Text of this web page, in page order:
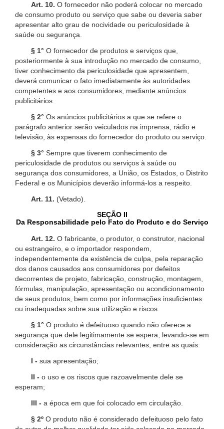
Art. 10. O fornecedor não poderá colocar no mercado
de consumo produto ou serviço que sabe ou deveria saber
apresentar alto grau de nocividade ou periculosidade à
saúde ou segurança.
§ 1° O fornecedor de produtos e serviços que,
posteriormente à sua introdução no mercado de consumo,
tiver conhecimento da periculosidade que apresentem,
deverá comunicar o fato imediatamente às autoridades
competentes e aos consumidores, mediante anúncios
publicitários.
§ 2° Os anúncios publicitários a que se refere o
parágrafo anterior serão veiculados na imprensa, rádio e
televisão, às expensas do fornecedor do produto ou serviço.
§ 3° Sempre que tiverem conhecimento de
periculosidade de produtos ou serviços à saúde ou
segurança dos consumidores, a União, os Estados, o Distrito
Federal e os Municípios deverão informá-los a respeito.
Art. 11. (Vetado).
SEÇÃO II
Da Responsabilidade pelo Fato do Produto e do Serviço
Art. 12. O fabricante, o produtor, o construtor, nacional
ou estrangeiro, e o importador respondem,
independentemente da existência de culpa, pela reparação
dos danos causados aos consumidores por defeitos
decorrentes de projeto, fabricação, construção, montagem,
fórmulas, manipulação, apresentação ou acondicionamento
de seus produtos, bem como por informações insuficientes
ou inadequadas sobre sua utilização e riscos.
§ 1° O produto é defeituoso quando não oferece a
segurança que dele legitimamente se espera, levando-se em
consideração as circunstâncias relevantes, entre as quais:
I - sua apresentação;
II - o uso e os riscos que razoavelmente dele se
esperam;
III - a época em que foi colocado em circulação.
§ 2º O produto não é considerado defeituoso pelo fato